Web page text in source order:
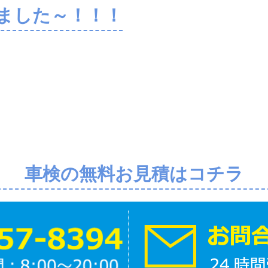
した～！！！
車検の無料お見積はコチラ